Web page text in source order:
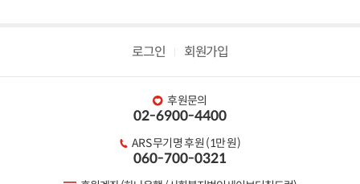
로그인 회원가입
후원문의
02-6900-4400
ARS 무기명 후원 (1만 원)
060-700-0321